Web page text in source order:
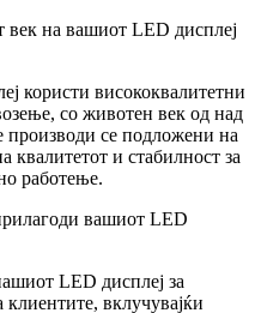
на вашиот LED дисплеј
користи висококвалитетни
со животен век од над
производи се подложени на
квалитетот и стабилност за
работење.
вашиот LED
LED дисплеј за
вклучувајќи